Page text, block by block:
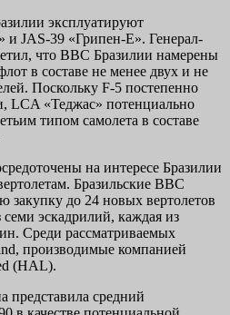
эксплуатируют
и JAS-39 «Грипен-E». Генерал-
что ВВС Бразилии намерены
в составе не менее двух и не
Поскольку F-5 постепенно
LCA «Теджас» потенциально
типом самолета в составе
на интересе Бразилии
Бразильские ВВС
закупку до 24 новых вертолетов
эскадрилий, каждая из
Среди рассматриваемых
производимые компанией
(HAL).
представила средний